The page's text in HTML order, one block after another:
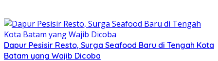
Dapur Pesisir Resto, Surga Seafood Baru di Tengah Kota
Batam yang Wajib Dicoba